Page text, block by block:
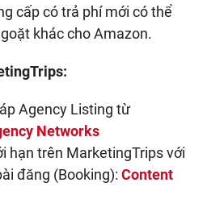
cấp có trả phí mới có thể
khác cho Amazon.
Agency Listing từ
Networks
hạn trên MarketingTrips với
đăng (Booking): Content